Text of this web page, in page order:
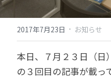
2017年7月23日 · お知らせ
本日、７月２３日（日
の３回目の記事が載っ